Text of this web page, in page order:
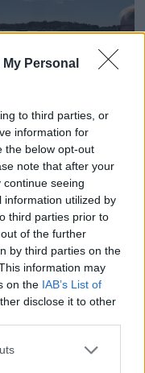
Personal
to third parties, or
information for
the below opt-out
note that after your
seeing
information utilized by
third parties prior to
of the further
by third parties on the
information may
on the IAB’s List of
disclose it to other
PLUS
i Risør